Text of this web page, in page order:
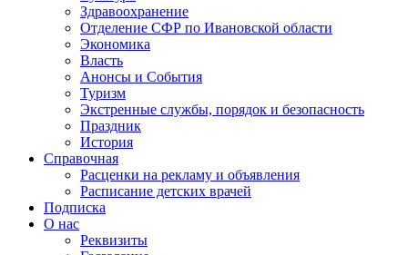
Здравоохранение
Отделение СФР по Ивановской области
Экономика
Власть
Анонсы и События
Туризм
Экстренные службы, порядок и безопасность
Праздник
История
Справочная
Расценки на рекламу и объявления
Расписание детских врачей
Подписка
О нас
Реквизиты